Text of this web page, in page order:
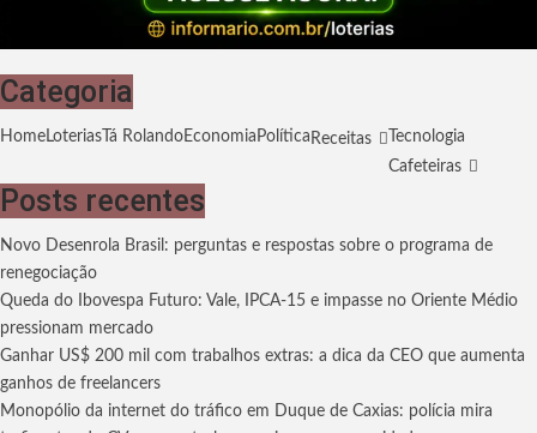
Categoria
HomeLoterias Tá RolandoEconomia Política Receitas
Tecnologia
Cafeteiras
Posts recentes
Novo Desenrola Brasil: perguntas e respostas sobre o programa de
renegociação
Queda do Ibovespa Futuro: Vale, IPCA-15 e impasse no Oriente Médio
pressionam mercado
Ganhar US$ 200 mil com trabalhos extras: a dica da CEO que aumenta
ganhos de freelancers
Monopólio da internet do tráfico em Duque de Caxias: polícia mira